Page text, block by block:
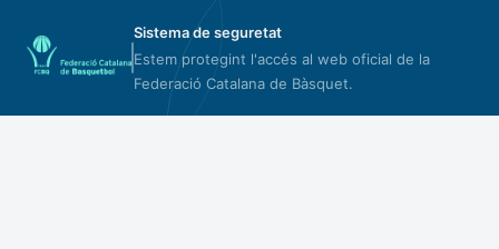
Sistema de seguretat
Estem protegint l'accés al web oficial de la
Federació Catalana de Bàsquet.